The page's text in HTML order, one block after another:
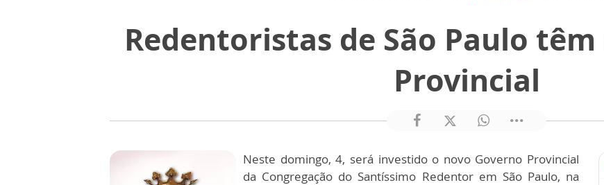
Redentoristas de São Paulo
Provincial
Neste domingo, 4, será investido o novo Governo Provincial
da Congregação do Santíssimo Redentor em São Paulo, na